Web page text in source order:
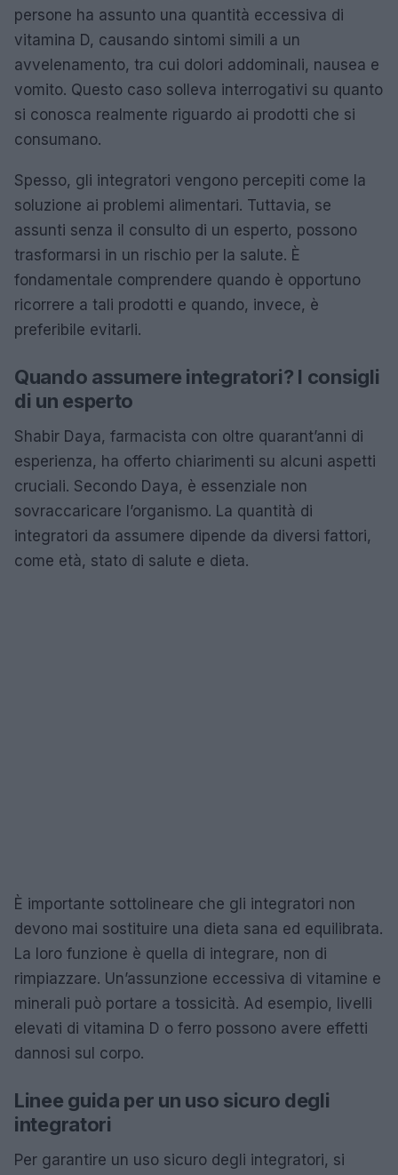
persone ha assunto una quantità eccessiva di
vitamina D, causando sintomi simili a un
avvelenamento, tra cui dolori addominali, nausea e
vomito. Questo caso solleva interrogativi su quanto
si conosca realmente riguardo ai prodotti che si
consumano.
Spesso, gli integratori vengono percepiti come la
soluzione ai problemi alimentari. Tuttavia, se
assunti senza il consulto di un esperto, possono
trasformarsi in un rischio per la salute. È
fondamentale comprendere quando è opportuno
ricorrere a tali prodotti e quando, invece, è
preferibile evitarli.
Quando assumere integratori? I consigli
di un esperto
Shabir Daya, farmacista con oltre quarant’anni di
esperienza, ha offerto chiarimenti su alcuni aspetti
cruciali. Secondo Daya, è essenziale non
sovraccaricare l’organismo. La quantità di
integratori da assumere dipende da diversi fattori,
come età, stato di salute e dieta.
È importante sottolineare che gli integratori non
devono mai sostituire una dieta sana ed equilibrata.
La loro funzione è quella di integrare, non di
rimpiazzare. Un’assunzione eccessiva di vitamine e
minerali può portare a tossicità. Ad esempio, livelli
elevati di vitamina D o ferro possono avere effetti
dannosi sul corpo.
Linee guida per un uso sicuro degli
integratori
Per garantire un uso sicuro degli integratori, si